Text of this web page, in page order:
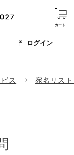
カート
ログイン
ス 宛名リス